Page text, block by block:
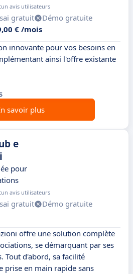
avis utilisateurs
gratuit
Démo gratuite
€ /mois
innovante pour vos besoins en
ainsi l'offre existante
savoir plus
e
pour
avis utilisateurs
gratuit
Démo gratuite
offre une solution complète
se démarquant par ses
Tout d'abord, sa facilité
prise en main rapide sans